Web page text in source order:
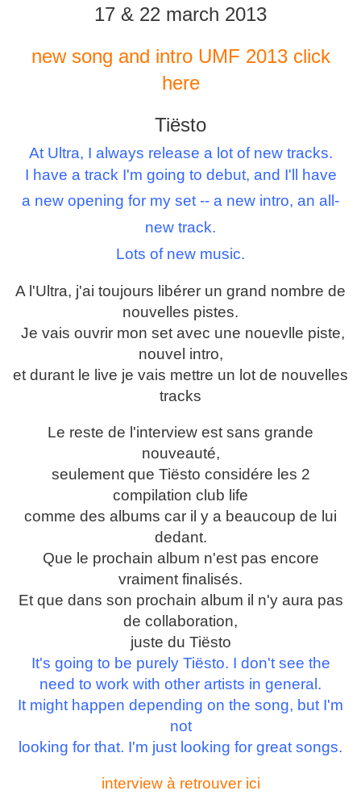
17 & 22 march 2013
new song and intro UMF 2013 click
here
Tiësto
At Ultra, I always release a lot of new tracks.
I have a track I'm going to debut, and I'll have
a new opening for my set -- a new intro, an all-
new track.
Lots of new music.
A l'Ultra, j'ai toujours libérer un grand nombre de
nouvelles pistes.
Je vais ouvrir mon set avec une nouevlle piste,
nouvel intro,
et durant le live je vais mettre un lot de nouvelles
tracks
Le reste de l'interview est sans grande
nouveauté,
seulement que Tiësto considére les 2
compilation club life
comme des albums car il y a beaucoup de lui
dedant.
Que le prochain album n'est pas encore
vraiment finalisés.
Et que dans son prochain album il n'y aura pas
de collaboration,
juste du Tiësto
It's going to be purely Tiësto. I don't see the
need to work with other artists in general.
It might happen depending on the song, but I'm
not
looking for that. I'm just looking for great songs.
interview à retrouver ici